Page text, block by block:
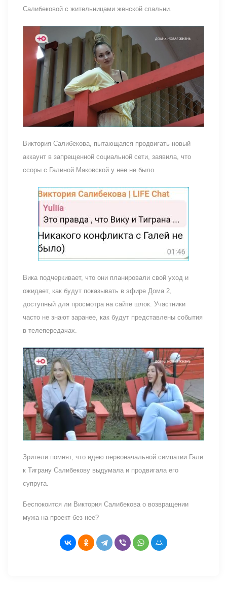
Салибековой с жительницами женской спальни.
Виктория Салибекова, пытающаяся продвигать новый
аккаунт в запрещенной социальной сети, заявила, что
ссоры с Галиной Маковской у нее не было.
Вика подчеркивает, что они планировали свой уход и
ожидает, как будут показывать в эфире Дома 2,
доступный для просмотра на сайте шлок. Участники
часто не знают заранее, как будут представлены события
в телепередачах.
Зрители помнят, что идею первоначальной симпатии Гали
к Тиграну Салибекову выдумала и продвигала его
супруга.
Беспокоится ли Виктория Салибекова о возвращении
мужа на проект без нее?